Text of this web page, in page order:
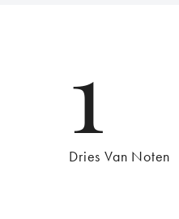
1
Dries Van Noten